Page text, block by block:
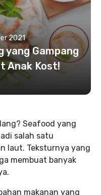
2021
yang Gampang
Anak Kost!
Seafood yang
salah satu
laut. Teksturnya yang
membuat banyak
makanan yang